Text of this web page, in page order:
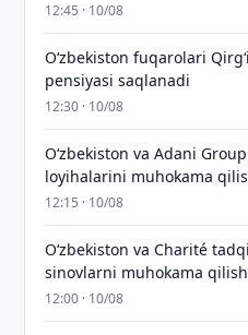
12:45 · 10/08
O‘zbekiston fuqarolari
pensiyasi saqlanadi
12:30 · 10/08
Oʻzbekiston va Adani
loyihalarini muhokama
12:15 · 10/08
Oʻzbekiston va Charité
sinovlarni muhokama
12:00 · 10/08